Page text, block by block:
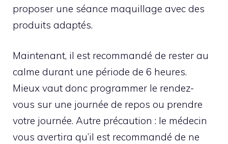
proposer une séance maquillage avec des
produits adaptés.
Maintenant, il est recommandé de rester au
calme durant une période de 6 heures.
Mieux vaut donc programmer le rendez-
vous sur une journée de repos ou prendre
votre journée. Autre précaution : le médecin
vous avertira qu’il est recommandé de ne